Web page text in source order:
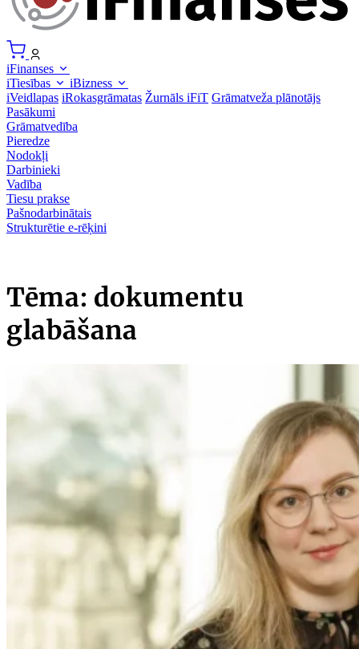
iFinanses
iTiesības
iBizness
iVeidlapas iRokasgrāmatas Žurnāls iFiT Grāmatveža plānotājs
Pasākumi
Grāmatvedība
Pieredze
Nodokļi
Darbinieki
Vadība
Tiesu prakse
Pašnodarbinātais
Strukturētie e-rēķini
Tēma: dokumentu
glabāšana